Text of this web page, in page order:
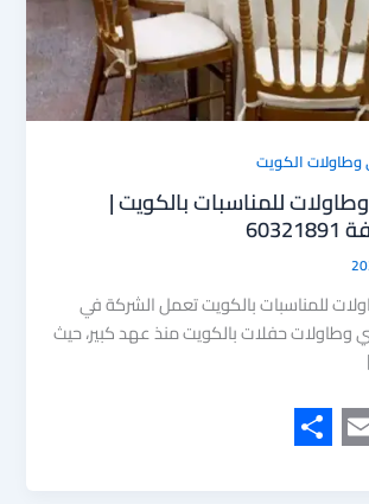
وطاولات الكويت
للمناسبات بالكويت |
للمناسبات بالكويت تعمل الشركة في
وطاولات حفلات بالكويت منذ عهد كبير، حيث
S